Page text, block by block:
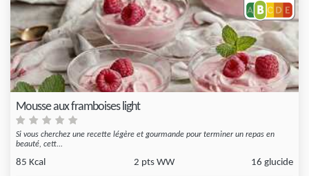
Mousse aux framboises light
Si vous cherchez une recette légère et gourmande pour terminer un repas en
beauté, cett...
85 Kcal 2 pts WW 16 glucide